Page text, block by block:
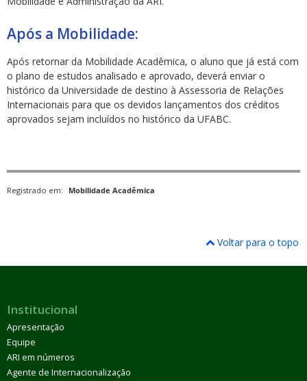
Após a Mobilidade:
Após retornar da Mobilidade Acadêmica, o aluno que já está com
o plano de estudos analisado e aprovado, deverá enviar o
histórico da Universidade de destino à Assessoria de Relações
Internacionais para que os devidos lançamentos dos créditos
aprovados sejam incluídos no histórico da UFABC.
Registrado em: Mobilidade Acadêmica
Voltar para o topo
Institucional
Apresentação
Equipe
ARI em números
Agente de Internacionalização